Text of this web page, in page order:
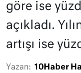
göre ise
açıkladı.
artışı ise
Yazan: 10Haber